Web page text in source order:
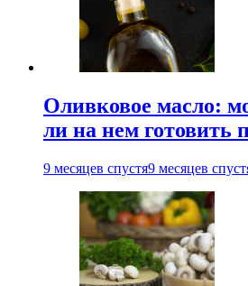
Оливковое масло:
ли на нем готовить
9 месяцев спустя9 месяцев